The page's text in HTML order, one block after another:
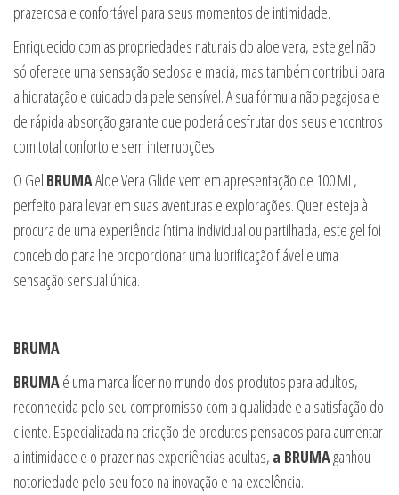
prazerosa e confortável para seus momentos de intimidade.
Enriquecido com as propriedades naturais do aloe vera, este gel não
só oferece uma sensação sedosa e macia, mas também contribui para
a hidratação e cuidado da pele sensível. A sua fórmula não pegajosa e
de rápida absorção garante que poderá desfrutar dos seus encontros
com total conforto e sem interrupções.
O Gel BRUMAAloe Vera Glide vem em apresentação de 100 ML,
perfeito para levar em suas aventuras e explorações. Quer esteja à
procura de uma experiência íntima individual ou partilhada, este gel foi
concebido para lhe proporcionar uma lubrificação fiável e uma
sensação sensual única.
BRUMA
BRUMAé uma marca líder no mundo dos produtos para adultos,
reconhecida pelo seu compromisso com a qualidade e a satisfação do
cliente. Especializada na criação de produtos pensados para aumentar
a intimidade e o prazer nas experiências adultas, a BRUMAganhou
notoriedade pelo seu foco na inovação e na excelência.